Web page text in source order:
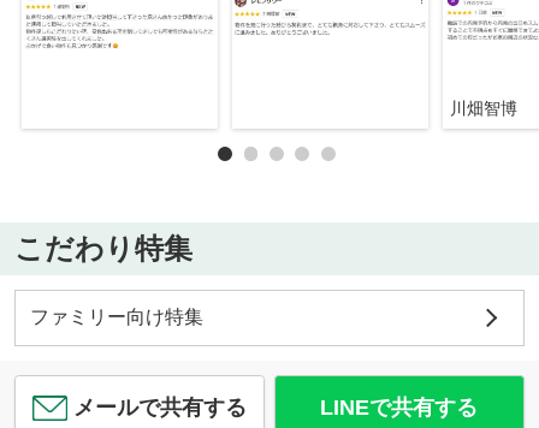
川畑智博
こだわり特集
ファミリー向け特集
メールで共有する LINEで共有する